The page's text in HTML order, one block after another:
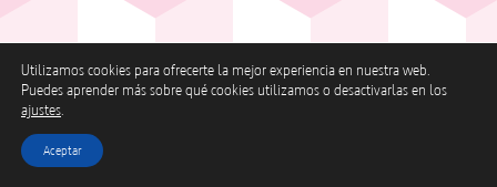
Utilizamos cookies para ofrecerte la mejor experiencia en nuestra web.
Puedes aprender más sobre qué cookies utilizamos o desactivarlas en los
ajustes
Aceptar